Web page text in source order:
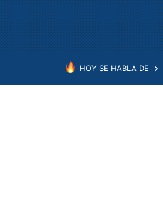
HOY SE HABLA DE